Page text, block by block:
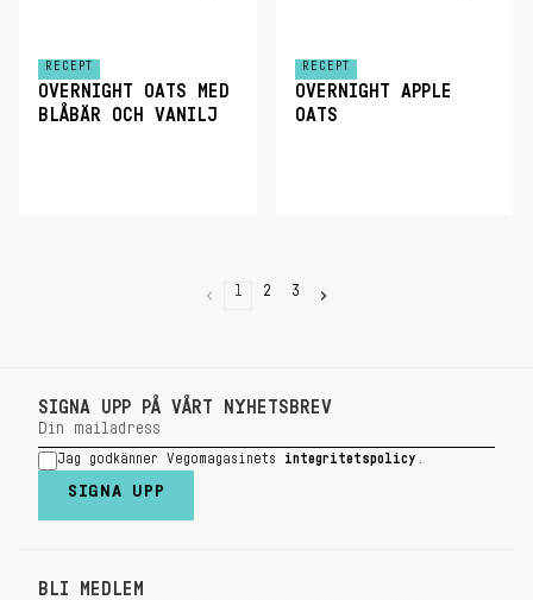
RECEPT
OVERNIGHT OATS MED
BLÅBÄR OCH VANILJ
RECEPT
OVERNIGHT APPLE
OATS
1 2 3
SIGNA UPP PÅ VÅRT NYHETSBREV
Jag godkänner Vegomagasinets integritetspolicy
SIGNA UPP
BLI MEDLEM